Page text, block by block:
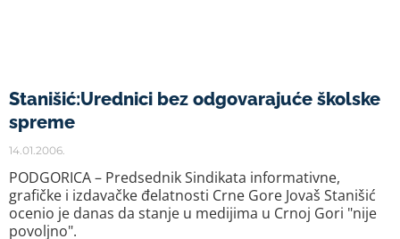
Stanišić:Urednici bez odgovarajuće školske
spreme
14.01.2006.
PODGORICA – Predsednik Sindikata informativne,
grafičke i izdavačke đelatnosti Crne Gore Jovaš Stanišić
ocenio je danas da stanje u medijima u Crnoj Gori "nije
povoljno".